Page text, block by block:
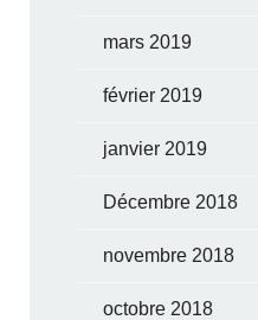
mars 2019
février 2019
janvier 2019
Décembre 2018
novembre 2018
octobre 2018